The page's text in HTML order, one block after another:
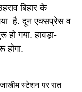
बिहार के
है. दून एक्सप्रेस व
हो गया. हावड़ा-
होगा.
स्टेशन पर रात